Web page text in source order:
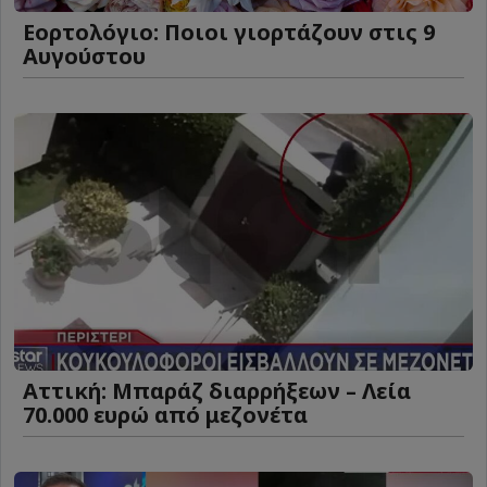
Εορτολόγιο: Ποιοι γιορτάζουν στις 9
Αυγούστου
Αττική: Μπαράζ διαρρήξεων – Λεία
70.000 ευρώ από μεζονέτα